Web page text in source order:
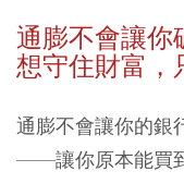
通膨不會讓你
想守住財富，
通膨不會讓你的銀
——讓你原本能買